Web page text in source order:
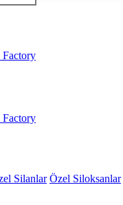
Silanlar Özel Siloksanlar